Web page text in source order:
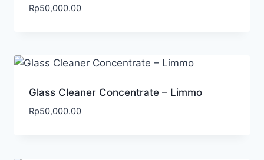
Rp50,000.00
Glass Cleaner Concentrate – Limmo
Rp50,000.00